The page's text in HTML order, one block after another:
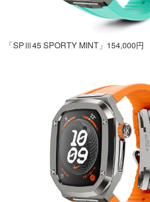
「SPⅢ45 SPORTY MINT」154,000円